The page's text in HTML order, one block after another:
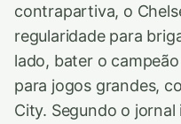
contrapartiva, o
regularidade para
lado, bater o
para jogos grandes,
City. Segundo o jornal